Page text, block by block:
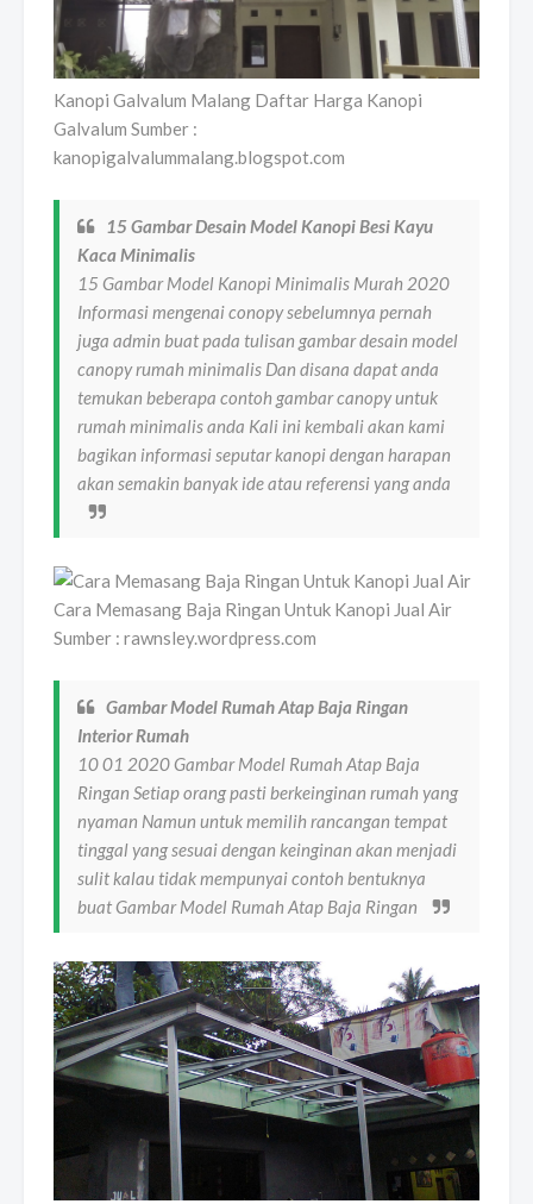
Kanopi Galvalum Malang Daftar Harga Kanopi
Galvalum Sumber :
kanopigalvalummalang.blogspot.com
15 Gambar Desain Model Kanopi Besi Kayu
Kaca Minimalis
15 Gambar Model Kanopi Minimalis Murah 2020
Informasi mengenai conopy sebelumnya pernah
juga admin buat pada tulisan gambar desain model
canopy rumah minimalis Dan disana dapat anda
temukan beberapa contoh gambar canopy untuk
rumah minimalis anda Kali ini kembali akan kami
bagikan informasi seputar kanopi dengan harapan
akan semakin banyak ide atau referensi yang anda
Cara Memasang Baja Ringan Untuk Kanopi Jual Air
Sumber : rawnsley.wordpress.com
Gambar Model Rumah Atap Baja Ringan
Interior Rumah
10 01 2020 Gambar Model Rumah Atap Baja
Ringan Setiap orang pasti berkeinginan rumah yang
nyaman Namun untuk memilih rancangan tempat
tinggal yang sesuai dengan keinginan akan menjadi
sulit kalau tidak mempunyai contoh bentuknya
buat Gambar Model Rumah Atap Baja Ringan